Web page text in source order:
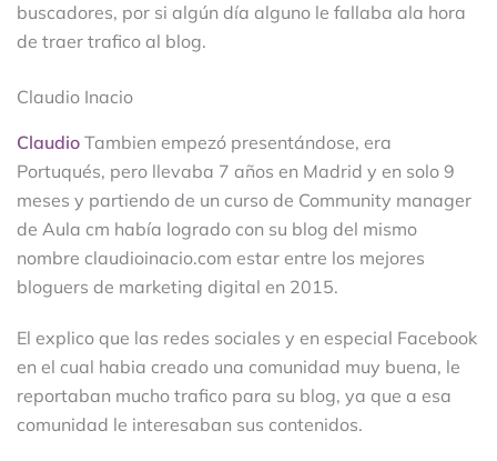
buscadores, por si algún día alguno le fallaba ala hora
de traer trafico al blog.
Claudio Inacio
Claudio Tambien empezó presentándose, era
Portuqués, pero llevaba 7 años en Madrid y en solo 9
meses y partiendo de un curso de Community manager
de Aula cm había logrado con su blog del mismo
nombre claudioinacio.com estar entre los mejores
bloguers de marketing digital en 2015.
El explico que las redes sociales y en especial Facebook
en el cual habia creado una comunidad muy buena, le
reportaban mucho trafico para su blog, ya que a esa
comunidad le interesaban sus contenidos.